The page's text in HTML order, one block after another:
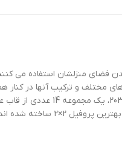
منزلشان استفاده می کنند
مختلف و ترکیب آنها در
قاب های پی وی سی می باشد. نوع
روی دیوار می باشند.